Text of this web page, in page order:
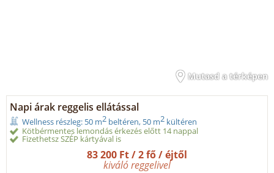
Mutasd a térképen
Napi árak reggelis ellátással
Wellness részleg: 50 m2 beltéren, 50 m2 kültéren
Kötbérmentes lemondás érkezés előtt 14 nappal
Fizethetsz SZÉP kártyával is
83 200 Ft / 2 fő / éjtől
kiváló reggelivel